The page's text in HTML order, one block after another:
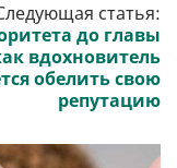
статья:
до главы
вдохновитель
обелить свою
репутацию